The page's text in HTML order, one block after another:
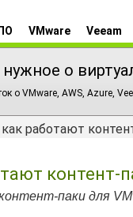
VMware Veeam
о
о VMware, AWS, Azure,
работают
контент-
паки для